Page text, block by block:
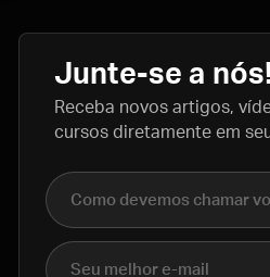
Junte-se a nós!
Receba novos artigos,
cursos diretamente em
Nome completo
E-mail